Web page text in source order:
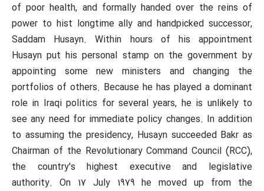
of poor health, and formally handed over the reins of
power to hist longtime ally and handpicked successor,
Saddam Husayn. Within hours of his appointment
Husayn put his personal stamp on the government by
appointing some new ministers and changing the
portfolios of others. Because he has played a dominant
role in Iraqi politics for several years, he is unlikely to
see any need for immediate policy changes. In addition
to assuming the presidency, Husayn succeeded Bakr as
Chairman of the Revolutionary Command Council (RCC),
the country's highest executive and legislative
authority. On 17 July 1979 he moved up from the